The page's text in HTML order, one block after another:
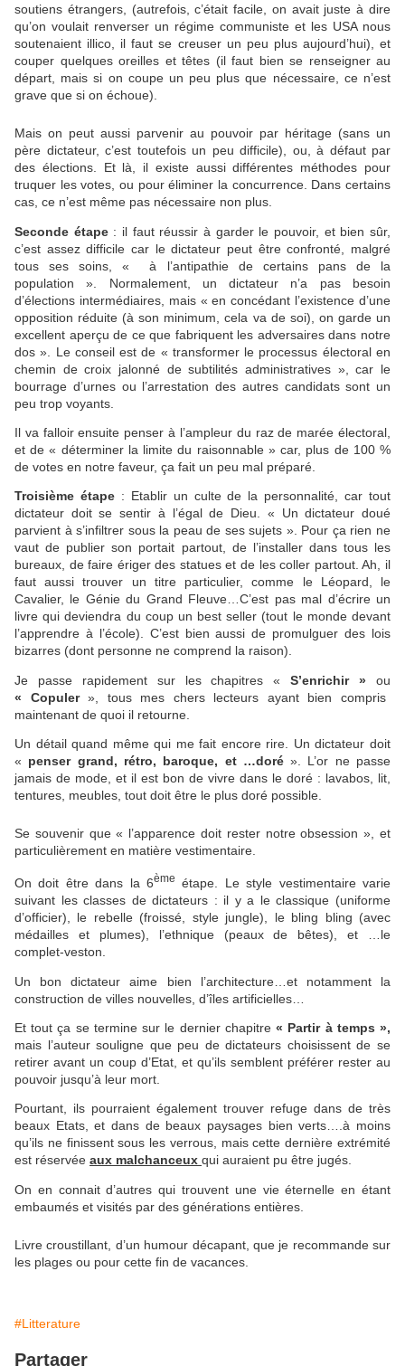
soutiens étrangers, (autrefois, c’était facile, on avait juste à dire
qu’on voulait renverser un régime communiste et les USA nous
soutenaient illico, il faut se creuser un peu plus aujourd’hui), et
couper quelques oreilles et têtes (il faut bien se renseigner au
départ, mais si on coupe un peu plus que nécessaire, ce n’est
grave que si on échoue).
Mais on peut aussi parvenir au pouvoir par héritage (sans un
père dictateur, c’est toutefois un peu difficile), ou, à défaut par
des élections. Et là, il existe aussi différentes méthodes pour
truquer les votes, ou pour éliminer la concurrence. Dans certains
cas, ce n’est même pas nécessaire non plus.
Seconde étape: il faut réussir à garder le pouvoir, et bien sûr,
c’est assez difficile car le dictateur peut être confronté, malgré
tous ses soins, « à l’antipathie de certains pans de la
population ». Normalement, un dictateur n’a pas besoin
d’élections intermédiaires, mais « en concédant l’existence d’une
opposition réduite (à son minimum, cela va de soi), on garde un
excellent aperçu de ce que fabriquent les adversaires dans notre
dos ». Le conseil est de « transformer le processus électoral en
chemin de croix jalonné de subtilités administratives », car le
bourrage d’urnes ou l’arrestation des autres candidats sont un
peu trop voyants.
Il va falloir ensuite penser à l’ampleur du raz de marée électoral,
et de « déterminer la limite du raisonnable » car, plus de 100 %
de votes en notre faveur, ça fait un peu mal préparé.
Troisième étape: Etablir un culte de la personnalité, car tout
dictateur doit se sentir à l’égal de Dieu. « Un dictateur doué
parvient à s’infiltrer sous la peau de ses sujets ». Pour ça rien ne
vaut de publier son portait partout, de l’installer dans tous les
bureaux, de faire ériger des statues et de les coller partout. Ah, il
faut aussi trouver un titre particulier, comme le Léopard, le
Cavalier, le Génie du Grand Fleuve…C’est pas mal d’écrire un
livre qui deviendra du coup un best seller (tout le monde devant
l’apprendre à l’école). C’est bien aussi de promulguer des lois
bizarres (dont personne ne comprend la raison).
Je passe rapidement sur les chapitres « S’enrichir »ou
« Copuler», tous mes chers lecteurs ayant bien compris
maintenant de quoi il retourne.
Un détail quand même qui me fait encore rire. Un dictateur doit
« penser grand, rétro, baroque, et …doré». L’or ne passe
jamais de mode, et il est bon de vivre dans le doré : lavabos, lit,
tentures, meubles, tout doit être le plus doré possible.
Se souvenir que « l’apparence doit rester notre obsession », et
particulièrement en matière vestimentaire.
On doit être dans la 6ème
étape. Le style vestimentaire varie
suivant les classes de dictateurs : il y a le classique (uniforme
d’officier), le rebelle (froissé, style jungle), le bling bling (avec
médailles et plumes), l’ethnique (peaux de bêtes), et …le
complet-veston.
Un bon dictateur aime bien l’architecture…et notamment la
construction de villes nouvelles, d’îles artificielles…
Et tout ça se termine sur le dernier chapitre« Partir à temps »,
mais l’auteur souligne que peu de dictateurs choisissent de se
retirer avant un coup d’Etat, et qu’ils semblent préférer rester au
pouvoir jusqu’à leur mort.
Pourtant, ils pourraient également trouver refuge dans de très
beaux Etats, et dans de beaux paysages bien verts….à moins
qu’ils ne finissent sous les verrous, mais cette dernière extrémité
est réservée aux malchanceux qui auraient pu être jugés.
On en connait d’autres qui trouvent une vie éternelle en étant
embaumés et visités par des générations entières.
Livre croustillant, d’un humour décapant, que je recommande sur
les plages ou pour cette fin de vacances.
#Litterature
Partager